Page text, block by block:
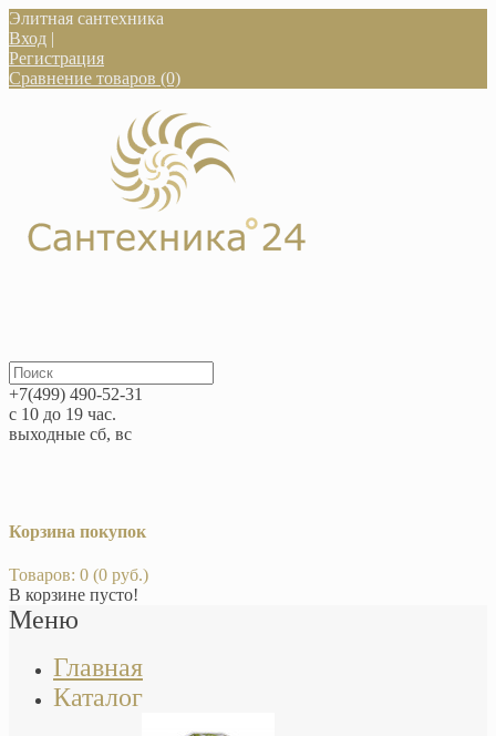
Элитная сантехника
Вход |
Регистрация
Сравнение товаров (0)
+7(499) 490-52-31
с 10 до 19 час.
выходные сб, вс
Корзина покупок
Товаров: 0 (0 руб.)
В корзине пусто!
Меню
Главная
Каталог